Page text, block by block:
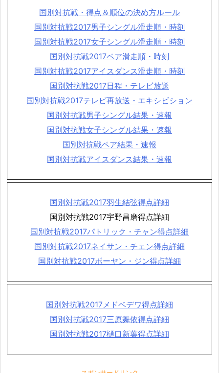
国別対抗戦・得点＆順位の決め方ルール
国別対抗戦2017男子シングル滑走順・時刻
国別対抗戦2017女子シングル滑走順・時刻
国別対抗戦2017ペア滑走順・時刻
国別対抗戦2017アイスダンス滑走順・時刻
国別対抗戦2017日程・テレビ放送
国別対抗戦2017テレビ再放送・エキシビション
国別対抗戦男子シングル結果・速報
国別対抗戦女子シングル結果・速報
国別対抗戦ペア結果・速報
国別対抗戦アイスダンス結果・速報
国別対抗戦2017羽生結弦得点詳細
国別対抗戦2017宇野昌磨得点詳細
国別対抗戦2017パトリック・チャン得点詳細
国別対抗戦2017ネイサン・チェン得点詳細
国別対抗戦2017ボーヤン・ジン得点詳細
国別対抗戦2017メドベデワ得点詳細
国別対抗戦2017三原舞依得点詳細
国別対抗戦2017樋口新葉得点詳細